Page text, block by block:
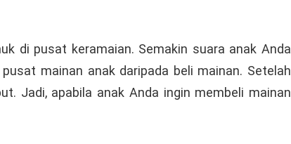
di pusat keramaian. Semakin suara anak Anda
mainan anak daripada beli mainan. Setelah
Jadi, apabila anak Anda ingin membeli mainan